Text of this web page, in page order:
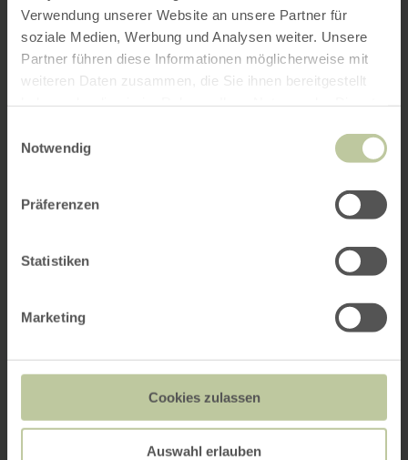
Verwendung unserer Website an unsere Partner für
soziale Medien, Werbung und Analysen weiter. Unsere
Partner führen diese Informationen möglicherweise mit
weiteren Daten zusammen, die Sie ihnen bereitgestellt
Notwendig
Präferenzen
Statistiken
Marketing
Cookies zulassen
Auswahl erlauben